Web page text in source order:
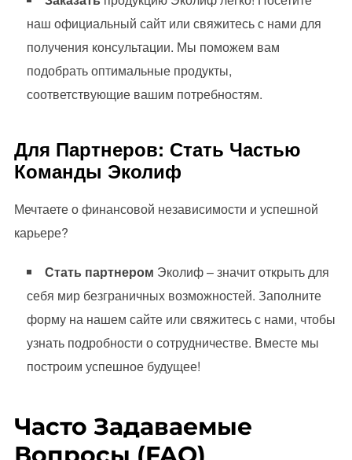
наш официальный сайт или свяжитесь с нами для
получения консультации. Мы поможем вам
подобрать оптимальные продукты,
соответствующие вашим потребностям.
Для Партнеров: Стать Частью
Команды Эколиф
Мечтаете о финансовой независимости и успешной
карьере?
Стать партнером Эколиф – значит открыть для
себя мир безграничных возможностей. Заполните
форму на нашем сайте или свяжитесь с нами, чтобы
узнать подробности о сотрудничестве. Вместе мы
построим успешное будущее!
Часто Задаваемые